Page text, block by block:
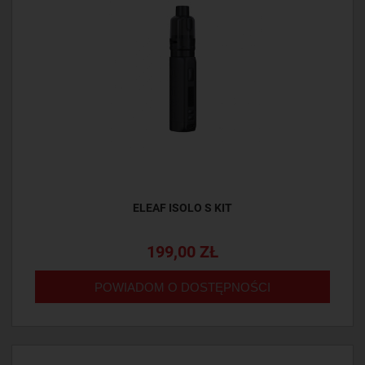
ELEAF ISOLO S KIT
199,00 ZŁ
POWIADOM O DOSTĘPNOŚCI